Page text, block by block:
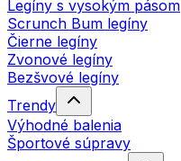
Legíny s vysokým pásom
Scrunch Bum legíny
Čierne legíny
Zvonové legíny
Bezšvové legíny
Trendy
Výhodné balenia
Športové súpravy